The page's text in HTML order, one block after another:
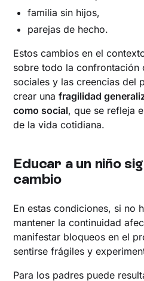
familia sin hijos,
parejas de hecho.
Estos cambios en el
sobre todo la confrontación
sociales y las creencias del
crear unafragilidad
como social, que se refleja
de la vida cotidiana.
Educar a un niño
cambio
En estas condiciones, si no
mantener la continuidad
manifestar bloqueos en el
sentirse frágiles y
Para los padres puede